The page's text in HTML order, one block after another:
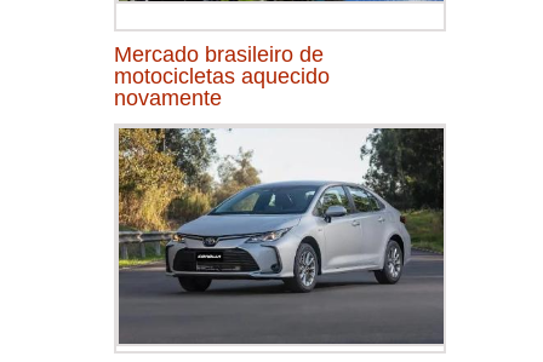
Mercado brasileiro de
motocicletas aquecido
novamente